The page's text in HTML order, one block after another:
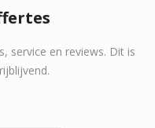
service en reviews. Dit is